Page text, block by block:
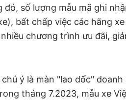
đó, số lượng mẫu mã ghi
bất chấp việc các hãng
chương trình ưu đãi,
ý là màn "lao dốc" doanh
tháng 7.2023, mẫu xe